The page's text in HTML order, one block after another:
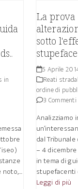
in
noto,…
La prova
sotto
5 Aprile
Reati
ordine di
3 Commenti
Analizziamo
dal
– 4
in tema di
stupefacenti
Leggi di più